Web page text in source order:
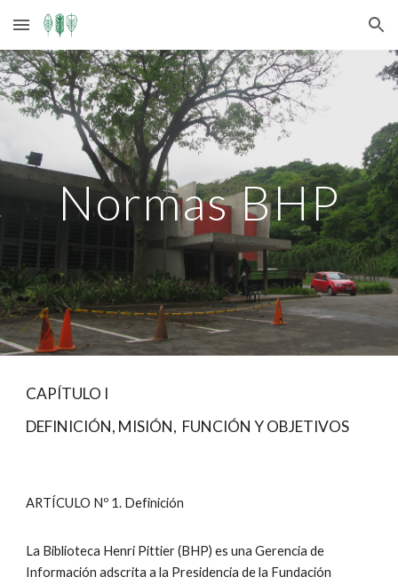
Skip to main content Skip to navigation
Normas BHP
CAPÍTULO I
DEFINICIÓN, MISIÓN, FUNCIÓN Y OBJETIVOS
ARTÍCULO Nº 1. Definición
La Biblioteca Henri Pittier (BHP) es una Gerencia de
Información adscrita a la Presidencia de la Fundación